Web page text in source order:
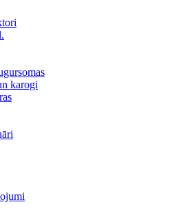
karogi